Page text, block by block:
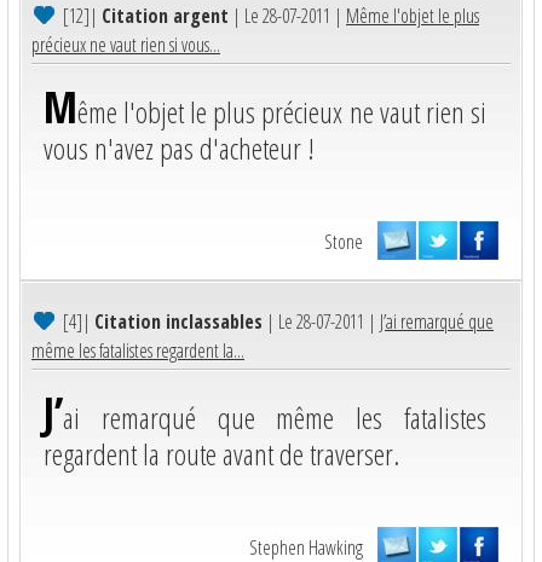
[12]| Citation argent | Le 28-07-2011 | Même l'objet le plus
précieux ne vaut rien si vous...
Même l'objet le plus précieux ne vaut rien si
vous n'avez pas d'acheteur !
Stone
[4]| Citation inclassables | Le 28-07-2011 | J’ai remarqué que
même les fatalistes regardent la...
J’ai remarqué que même les fatalistes
regardent la route avant de traverser.
Stephen Hawking